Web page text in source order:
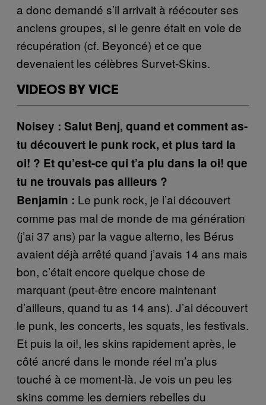
a donc demandé s’il arrivait à réécouter ses
anciens groupes, si le genre était en voie de
récupération (cf. Beyoncé) et ce que
devenaient les célèbres Survet-Skins.
VIDEOS BY VICE
Noisey : Salut Benj, quand et comment as-
tu découvert le punk rock, et plus tard la
oi! ? Et qu’est-ce qui t’a plu dans la oi! que
tu ne trouvais pas ailleurs ?
Benjamin : Le punk rock, je l’ai découvert
comme pas mal de monde de ma génération
(j’ai 37 ans) par la vague alterno, les Bérus
avaient déjà arrêté quand j’avais 14 ans mais
bon, c’était encore quelque chose de
marquant (peut-être encore maintenant
d’ailleurs, quand tu as 14 ans). J’ai découvert
le punk, les concerts, les squats, les festivals.
Et puis la oi!, les skins rapidement après, le
côté ancré dans le monde réel m’a plus
touché à ce moment-là. Je vois un peu les
skins comme les derniers rebelles du